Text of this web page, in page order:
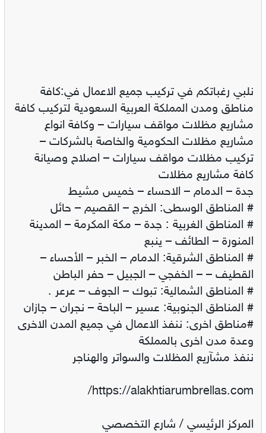
نلبي رغباتكم في تركيب جميع الاعمال في:كافة
مناطق ومدن المملكة العربية السعودية لتركيب كافة
مشاريع مظلات مواقف سيارات – وكافة انواع
مشاريع مظلات الحكومية والخاصة بالشركات –
تركيب مظلات مواقف سيارات – اصلاح وصيانة
كافة مشاريع مظلات
جدة – الدمام – الاحساء – خميس مشيط
# المناطق الوسطى: الخرج – القصيم – حائل
# المناطق الغربية : جدة – مكة المكرمة – المدينة
المنورة – الطائف – ينبع
# المناطق الشرقية: الدمام – الخبر – الأحساء –
القطيف – – الخفجي – الجبيل – حفر الباطن
# المناطق الشمالية: تبوك – الجوف – عرعر .
# المناطق الجنوبية: عسير – الباحة – نجران – جازان
#مناطق اخرى: ننفذ الاعمال في جميع المدن الاخرى
وعدة مدن اخرى بالمملكة
ننفذ مشآريع المظلات والسواتر والهناجر
https://alakhtiarumbrellas.com/
المركز الرئيسي / شارع التخصصي